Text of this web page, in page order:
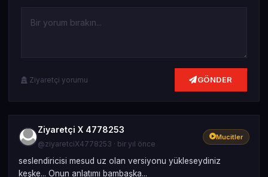
Ziyaretçi yorumu GÖNDER
Ziyaretçi X 4778253
@ziyaretciX4778253 · bir yıl önce
Mucitler
seslendiricisi mesud uz olan versiyonu yükleseydiniz
keşke... Onun anlatımı bambaşka...